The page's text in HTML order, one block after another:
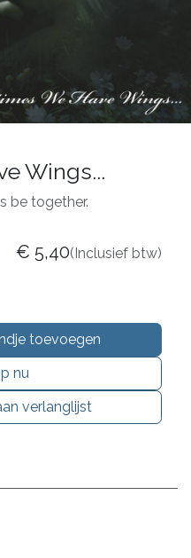
Wings...
be together.
toevoegen
nu
verlanglijst
€ 5,40(Inclusief btw)